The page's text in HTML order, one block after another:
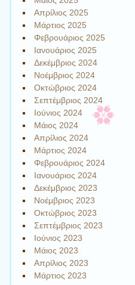
Απρίλιος 2025
Μάρτιος 2025
Φεβρουάριος 2025
Ιανουάριος 2025
Δεκέμβριος 2024
Νοέμβριος 2024
Οκτώβριος 2024
Σεπτέμβριος 2024
Ιούνιος 2024
Μάιος 2024
Απρίλιος 2024
Μάρτιος 2024
Φεβρουάριος 2024
Ιανουάριος 2024
Δεκέμβριος 2023
Νοέμβριος 2023
Οκτώβριος 2023
Σεπτέμβριος 2023
Ιούνιος 2023
Μάιος 2023
Απρίλιος 2023
Μάρτιος 2023